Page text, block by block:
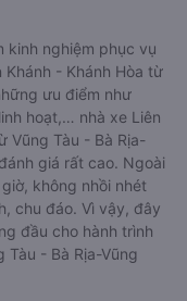
kinh nghiệm phục vụ
- Khánh Hòa từ
ưu điểm như
hoạt,… nhà xe Liên
Vũng Tàu - Bà Rịa-
giá rất cao. Ngoài
không nhồi nhét
chu đáo. Vì vậy, đây
đầu cho hành trình
Tàu - Bà Rịa-Vũng